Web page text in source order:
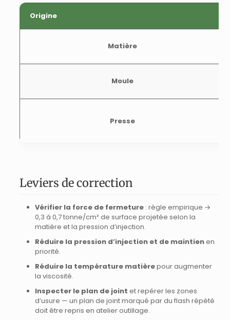
Origine
Matière
Moule
Presse
Leviers de correction
Vérifier la force de fermeture : règle empirique →
0,3 à 0,7 tonne/cm² de surface projetée selon la
matière et la pression d’injection.
Réduire la pression d’injection et de maintienen
priorité.
Réduire la température matièrepour augmenter
la viscosité.
Inspecter le plan de joint et repérer les zones
d’usure — un plan de joint marqué par du flash répété
doit être repris en atelier outillage.